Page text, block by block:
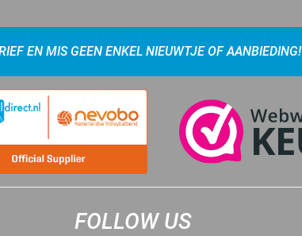
EN MIS GEEN ENKEL NIEUWTJE OF AANBIEDING!
FOLLOW US